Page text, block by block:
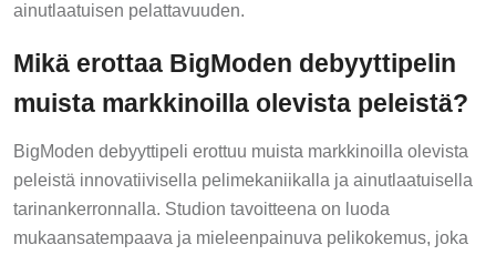
ainutlaatuisen pelattavuuden.
Mikä erottaa BigModen debyyttipelin
muista markkinoilla olevista peleistä?
BigModen debyyttipeli erottuu muista markkinoilla olevista
peleistä innovatiivisella pelimekaniikalla ja ainutlaatuisella
tarinankerronnalla. Studion tavoitteena on luoda
mukaansatempaava ja mieleenpainuva pelikokemus, joka